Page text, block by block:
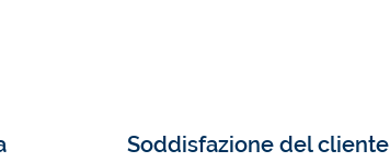
Soddisfazione del cliente